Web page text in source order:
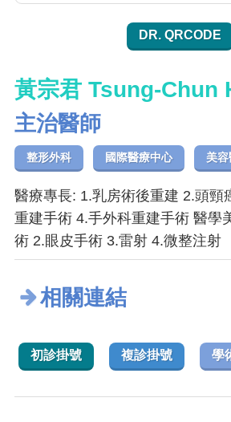
DR. QRCODE
黃宗君 Tsung-Chun
主治醫師
整形外科 國際醫療中心 美容
醫療專長: 1.乳房術後重建 2.頭頸
重建手術 4.手外科重建手術 醫學
術 2.眼皮手術 3.雷射 4.微整注射
相關連結
初診掛號 複診掛號 學